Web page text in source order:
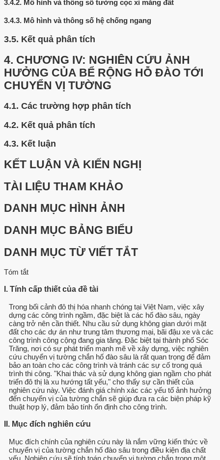
3.4.2. Mô hình và thông số tường cọc xi măng đất
3.4.3. Mô hình và thông số hệ chống ngang
3.5. Kết quả phân tích
4. CHƯƠNG IV: NGHIÊN CỨU ẢNH
HƯỞNG CỦA BỂ RỘNG HỖ ĐÀO TỚI
CHUYỂN VỊ TƯỜNG
4.1. Các trường hợp phân tích
4.2. Kết quả phân tích
4.3. Kết luận
KẾT LUẬN VÀ KIẾN NGHỊ
TÀI LIỆU THAM KHẢO
DANH MỤC HÌNH ẢNH
DANH MỤC BẢNG BIỂU
DANH MỤC TỪ VIẾT TẮT
Tóm tắt
I. Tính cấp thiết của đề tài
Trong bối cảnh đô thị hóa nhanh chóng tại Việt Nam, việc xây
dựng các công trình ngầm, đặc biệt là các hố đào sâu, ngày
càng trở nên cần thiết. Nhu cầu sử dụng không gian dưới mặt
đất cho các dự án như trung tâm thương mại, bãi đậu xe và các
công trình công cộng đang gia tăng. Đặc biệt tại thành phố Sóc
Trăng, nơi có sự phát triển mạnh mẽ về xây dựng, việc nghiên
cứu chuyển vị tường chắn hố đào sâu là rất quan trọng để đảm
bảo an toàn cho các công trình và tránh các sự cố trong quá
trình thi công. "Khai thác và sử dụng không gian ngầm cho phát
triển đô thị là xu hướng tất yếu," cho thấy sự cần thiết của
nghiên cứu này. Việc đánh giá chính xác các yếu tố ảnh hưởng
đến chuyển vị của tường chắn sẽ giúp đưa ra các biện pháp kỹ
thuật hợp lý, đảm bảo tính ổn định cho công trình.
II. Mục đích nghiên cứu
Mục đích chính của nghiên cứu này là nắm vững kiến thức về
chuyển vị của tường chắn hố đào sâu trong điều kiện địa chất